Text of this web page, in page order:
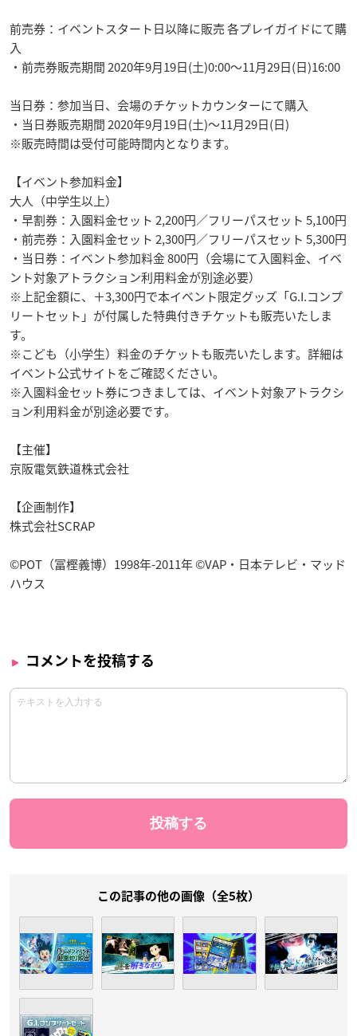
前売券：イベントスタート日以降に販売 各プレイガイドにて購
入
・前売券販売期間 2020年9月19日(土)0:00～11月29日(日)16:00
当日券：参加当日、会場のチケットカウンターにて購入
・当日券販売期間 2020年9月19日(土)～11月29日(日)
※販売時間は受付可能時間内となります。
【イベント参加料金】
大人（中学生以上）
・早割券：入園料金セット 2,200円／フリーパスセット 5,100円
・前売券：入園料金セット 2,300円／フリーパスセット 5,300円
・当日券：イベント参加料金 800円（会場にて入園料金、イベ
ント対象アトラクション利用料金が別途必要）
※上記金額に、＋3,300円で本イベント限定グッズ「G.I.コンプ
リートセット」が付属した特典付きチケットも販売いたしま
す。
※こども（小学生）料金のチケットも販売いたします。詳細は
イベント公式サイトをご確認ください。
※入園料金セット券につきましては、イベント対象アトラクシ
ョン利用料金が別途必要です。
【主催】
京阪電気鉄道株式会社
【企画制作】
株式会社SCRAP
©POT（冨樫義博）1998年-2011年 ©VAP・日本テレビ・マッド
ハウス
コメントを投稿する
この記事の他の画像（全5枚）